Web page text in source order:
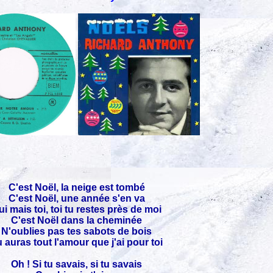
C'est Noël, la neige est tombé
C'est Noël, une année s'en va
mais toi, toi tu restes près de moi
C'est Noël dans la cheminée
N'oublies pas tes sabots de bois
auras tout l'amour que j'ai pour toi
Oh ! Si tu savais, si tu savais